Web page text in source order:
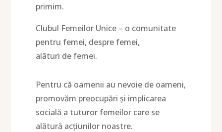
primim.
Clubul Femeilor Unice – o comunitate
pentru femei, despre femei,
alături de femei.
Pentru că oamenii au nevoie de oameni,
promovăm preocupări și implicarea
socială a tuturor femeilor care se
alătură acțiunilor noastre.